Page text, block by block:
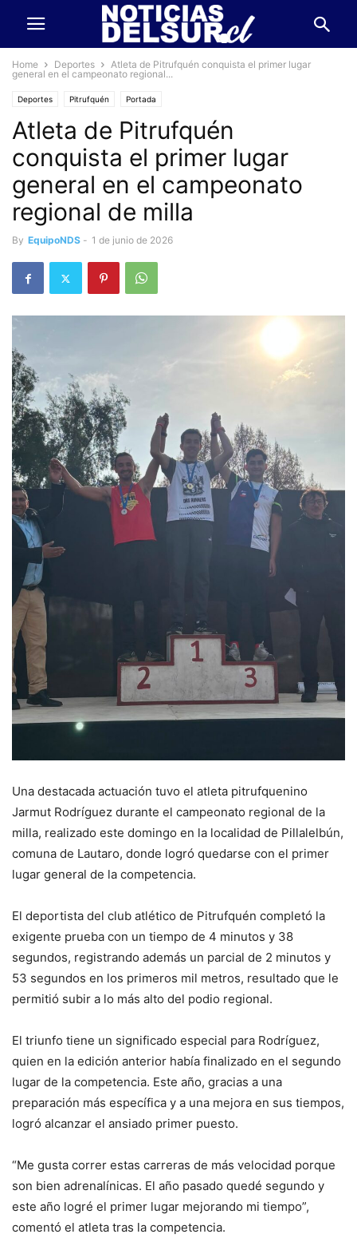
Home Deportes
Atleta de Pitrufquén conquista el primer lugar
general en el campeonato regional...
Deportes Pitrufquén Portada
Atleta de Pitrufquén
conquista el primer lugar
general en el campeonato
regional de milla
By EquipoNDS - 1 de junio de 2026
Una destacada actuación tuvo el atleta pitrufquenino
Jarmut Rodríguez durante el campeonato regional de la
milla, realizado este domingo en la localidad de Pillalelbún,
comuna de Lautaro, donde logró quedarse con el primer
lugar general de la competencia.
El deportista del club atlético de Pitrufquén completó la
exigente prueba con un tiempo de 4 minutos y 38
segundos, registrando además un parcial de 2 minutos y
53 segundos en los primeros mil metros, resultado que le
permitió subir a lo más alto del podio regional.
El triunfo tiene un significado especial para Rodríguez,
quien en la edición anterior había finalizado en el segundo
lugar de la competencia. Este año, gracias a una
preparación más específica y a una mejora en sus tiempos,
logró alcanzar el ansiado primer puesto.
“Me gusta correr estas carreras de más velocidad porque
son bien adrenalínicas. El año pasado quedé segundo y
este año logré el primer lugar mejorando mi tiempo”,
comentó el atleta tras la competencia.